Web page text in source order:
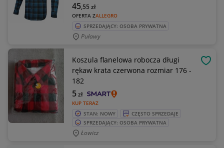
OFERTA ZALLEGRO
45,55 zł
SPRZEDAJĄCY: OSOBA PRYWATNA
Puławy
Koszula flanelowa robocza długi
rękaw krata czerwona rozmiar 176 -
182
KUP TERAZ
5zł
STAN: NOWY
CZĘSTO SPRZEDAJE
SPRZEDAJĄCY: OSOBA PRYWATNA
Łowicz